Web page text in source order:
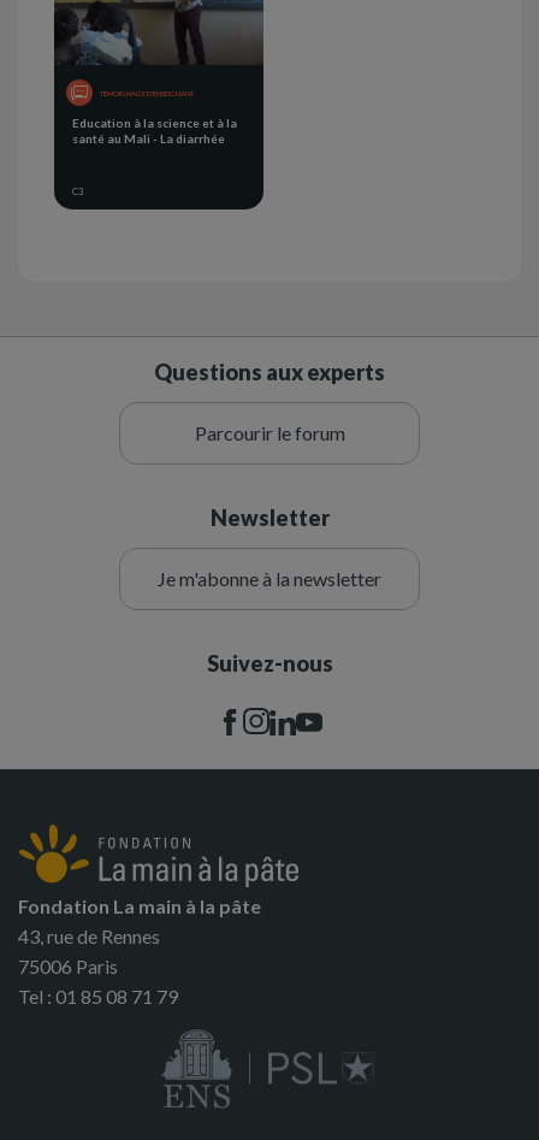
TÉMOIGNAGE D'ENSEIGNANT
Education à la science et à la
santé au Mali - La diarrhée
C3
Questions aux experts
Parcourir le forum
Newsletter
Je m'abonne à la newsletter
Suivez-nous
Fondation La main à la pâte
43, rue de Rennes
75006 Paris
Tel : 01 85 08 71 79